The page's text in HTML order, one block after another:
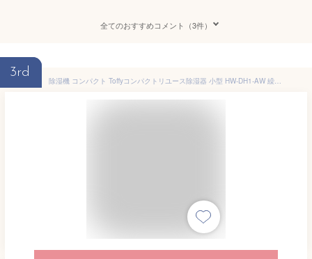
全てのおすすめコメント（3件）
3rd
除湿機 コンパクト Toffyコンパクトリユース除湿器 小型 HW-DH1-AW 繰り返し使える除湿器 エコ除湿器 コンパクト除湿器 コードレス リユース レトロカラー デザイン家電 レトロデザイン おしゃれ Toffy ラドンナ アッシュホワイト ペールアクア